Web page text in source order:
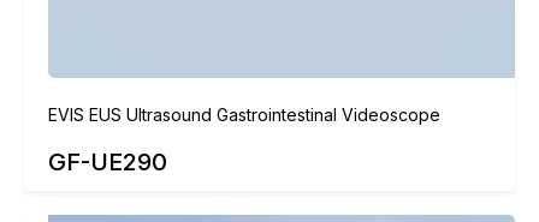
EVIS EUS Ultrasound Gastrointestinal Videoscope
GF-UE290